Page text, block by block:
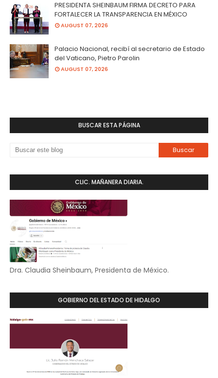
PRESIDENTA SHEINBAUM FIRMA DECRETO PARA
FORTALECER LA TRANSPARENCIA EN MÉXICO
AUGUST 07, 2026
Palacio Nacional, recibí al secretario de Estado
del Vaticano, Pietro Parolin
AUGUST 07, 2026
BUSCAR ESTA PÁGINA
CLIC. MAÑANERA DIARIA.
Dra. Claudia Sheinbaum, Presidenta de México.
GOBIERNO DEL ESTADO DE HIDALGO